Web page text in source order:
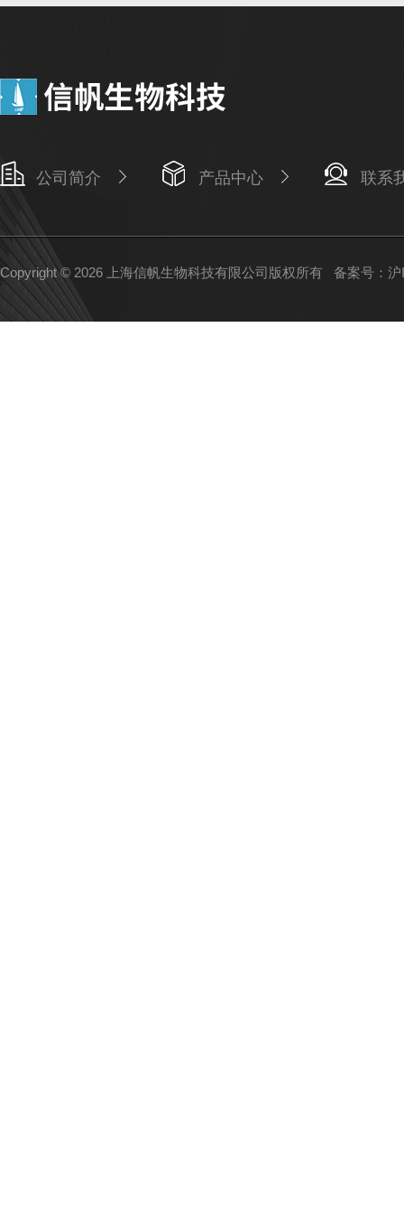
公司简介 产品中心 联系
Copyright © 2026 上海信帆生物科技有限公司版权所有 备案号：